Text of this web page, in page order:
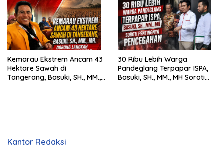
Kemarau Ekstrem Ancam 43
Hektare Sawah di
Tangerang, Basuki, SH., MM.,
30 Ribu Lebih Warga
Pandeglang Terpapar ISPA,
Basuki, SH., MM., MH Soroti
Kantor Redaksi